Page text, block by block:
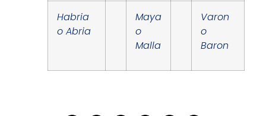
Habria
o Abria
Maya
o
Malla
Varon
o
Baron